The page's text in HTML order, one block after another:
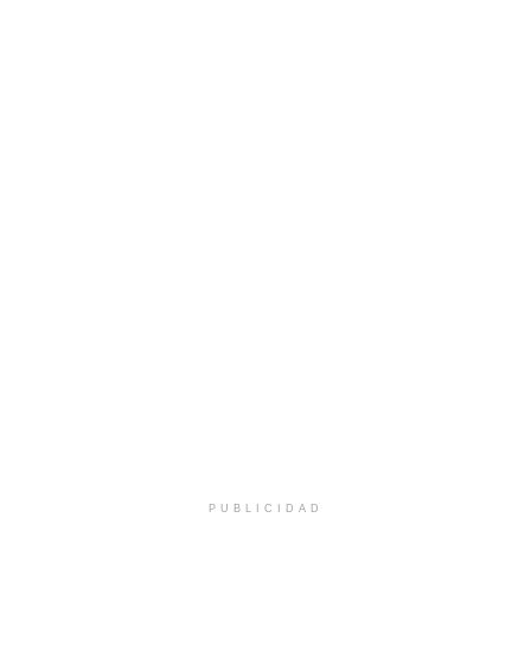
PUBLICIDAD